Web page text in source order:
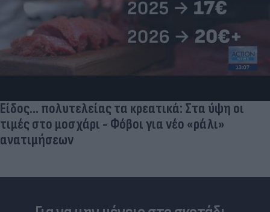
Είδος... πολυτελείας τα κρεατικά: Στα ύψη οι
τιμές στο μοσχάρι - Φόβοι για νέο «ράλι»
ανατιμήσεων